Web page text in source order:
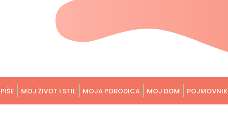
MOJ ŽIVOT I STIL MOJA PORODICA MOJ DOM POJMOVNIK